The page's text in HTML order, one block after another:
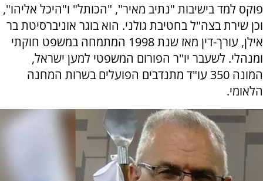
פוקס למד בישיבות "נתיב מאיר", "הכותל" ו"היכל אליהו",
וכן שירת בצה"ל בחטיבת גולני. הוא בוגר אוניברסיטת בר
אילן, עורך-דין מאז שנת 1998 המתמחה במשפט חוקתי
ומנהלי. לשעבר יו"ר הפורום המשפטי למען ישראל,
המונה 350 עו"ד מתנדבים הפועלים בשרות המחנה
הלאומי.